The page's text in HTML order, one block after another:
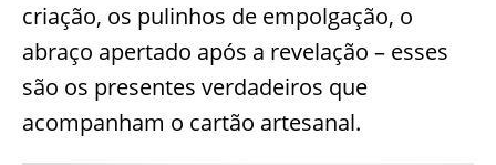
criação, os pulinhos de empolgação, o
abraço apertado após a revelação – esses
são os presentes verdadeiros que
acompanham o cartão artesanal.